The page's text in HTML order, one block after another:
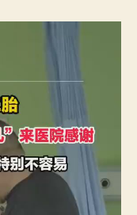
厚
包
感
激〉
中